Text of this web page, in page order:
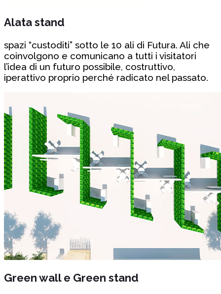
Alata stand
spazi “custoditi” sotto le 10 ali di Futura. Ali che
coinvolgono e comunicano a tutti i visitatori
l’idea di un futuro possibile, costruttivo,
iperattivo proprio perché radicato nel passato.
Green wall e Green stand